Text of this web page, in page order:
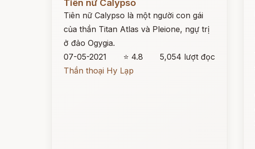
Tiên nữ Calypso
Tiên nữ Calypso là một người con gái
của thần Titan Atlas và Pleione, ngự trị
ở đảo Ogygia.
07-05-2021
⭐ 4.8
5,054 lượt đọc
Thần thoại Hy Lạp